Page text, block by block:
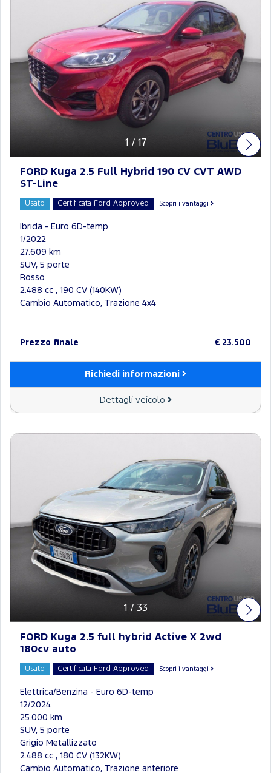
1 / 17
FORD Kuga 2.5 Full Hybrid 190 CV CVT AWD
ST-Line
Usato Certificata Ford Approved Scopri i vantaggi
Ibrida - Euro 6D-temp
1/2022
27.609 km
SUV, 5 porte
Rosso
2.488 cc , 190 CV (140KW)
Cambio Automatico, Trazione 4x4
Prezzo finale € 23.500
Richiedi informazioni
Dettagli veicolo
1 / 33
FORD Kuga 2.5 full hybrid Active X 2wd
180cv auto
Usato Certificata Ford Approved Scopri i vantaggi
Elettrica/Benzina - Euro 6D-temp
12/2024
25.000 km
SUV, 5 porte
Grigio Metallizzato
2.488 cc , 180 CV (132KW)
Cambio Automatico, Trazione anteriore